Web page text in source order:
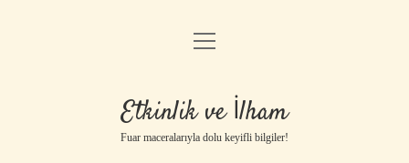
Anasayfa
Gizlilik Politikası
Yasal Uyarı
menüyü
Etkinlik ve İlham
Fuar maceralarıyla dolu keyifli bilgiler!